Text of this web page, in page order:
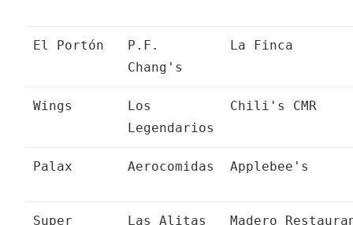
El Portón
P.F.
Chang's
La Finca
Wings
Los
Legendarios
Chili's CMR
Palax Aerocomidas Applebee's
Super
Las Alitas Madero